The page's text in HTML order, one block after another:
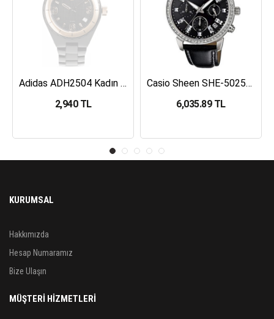
Adidas ADH2504 Kadın Kol Saati
2,940 TL
Casio Sheen SHE-5025BL-1ADR Kadın Kol Saati
6,035.89 TL
KURUMSAL
Hakkımızda
Hesap Numaramız
Bize Ulaşın
MÜŞTERİ HİZMETLERİ